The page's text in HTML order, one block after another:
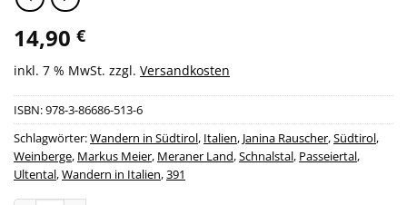
14,90 €
inkl. 7 % MwSt. zzgl. Versandkosten
ISBN:978-3-86686-513-6
Schlagwörter:Wandern in Südtirol, Italien, Janina Rauscher,Südtirol,
Weinberge, Markus Meier, Meraner Land,Schnalstal, Passeiertal,
Ultental,Wandern in Italien,391